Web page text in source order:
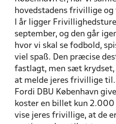
hovedstadens frivillige
I år ligger
september, og den går
hvor vi skal se fodbold,
viel spaß. Den præcise
fastlagt, men sæt krydset,
at melde jeres frivillige til.
Fordi DBU København
koster en billet kun
vise jeres frivillige, at de